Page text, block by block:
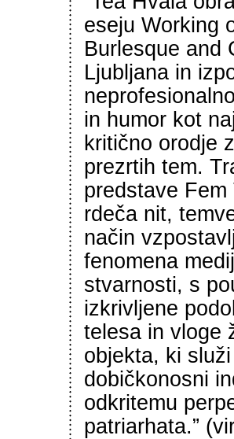
eseju Working
Burlesque and
Ljubljana in
in humor kot
kritično orodje
prezrtih tem.
predstave
rdeča nit,
način
fenomena
stvarnosti, s
izkrivljene
telesa in vloge
objekta, ki
dobičkonosni
odkritemu
patriarhata.”